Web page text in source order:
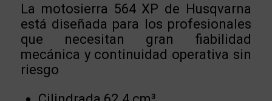
La motosierra 564 XP de Husqvarna
está diseñada para los profesionales
que necesitan gran fiabilidad
mecánica y continuidad operativa sin
riesgo